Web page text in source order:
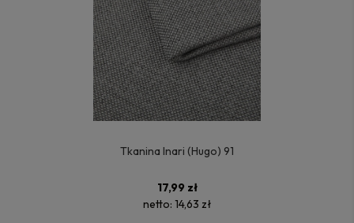
Tkanina Inari (Hugo) 91
17,99 zł
netto: 14,63 zł